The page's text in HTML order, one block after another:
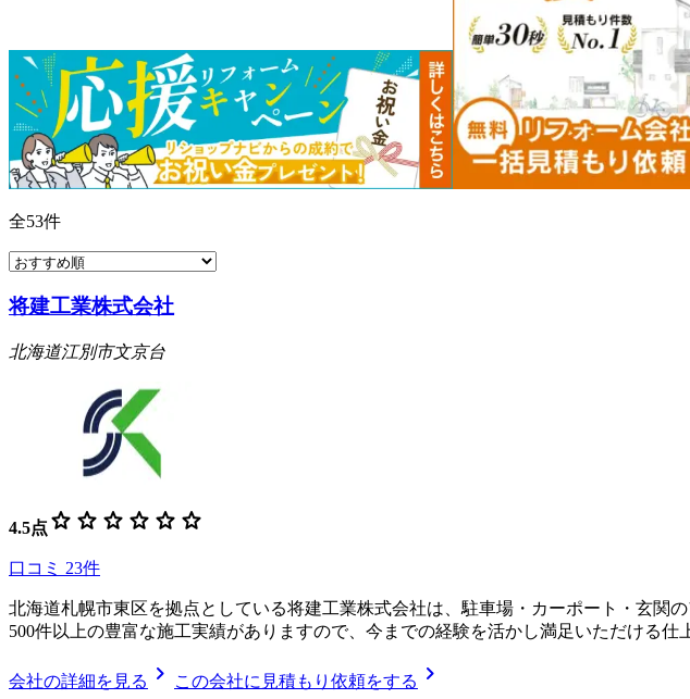
全53件
将建工業株式会社
北海道江別市文京台
4.5点 star star star star star star
口コミ 23件
北海道札幌市東区を拠点としている将建工業株式会社は、駐車場・カーポート・玄関
500件以上の豊富な施工実績がありますので、今までの経験を活かし満足いただける仕
会社の詳細を見る chevron_right この会社に見積もり依頼をする chevron_right